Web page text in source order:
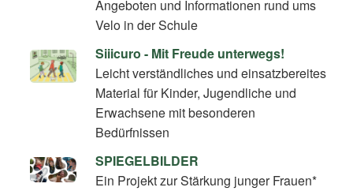
Angeboten und Informationen rund ums
Velo in der Schule
Siiicuro - Mit Freude unterwegs!
Leicht verständliches und einsatzbereites
Material für Kinder, Jugendliche und
Erwachsene mit besonderen
Bedürfnissen
SPIEGELBILDER
Ein Projekt zur Stärkung junger Frauen*